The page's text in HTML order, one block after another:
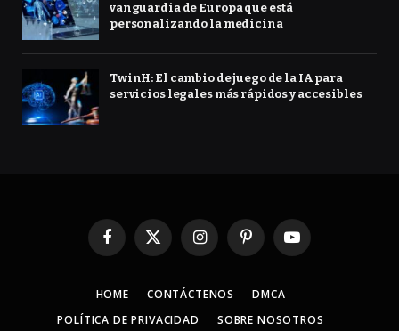
vanguardia de Europa que está
personalizando la medicina
TwinH: El cambio de juego de la IA para
servicios legales más rápidos y accesibles
Facebook
X
InstagramPinterestYouTube
HOME CONTÁCTENOS
DMCA
POLÍTICA DE PRIVACIDAD
SOBRE NOSOTROS